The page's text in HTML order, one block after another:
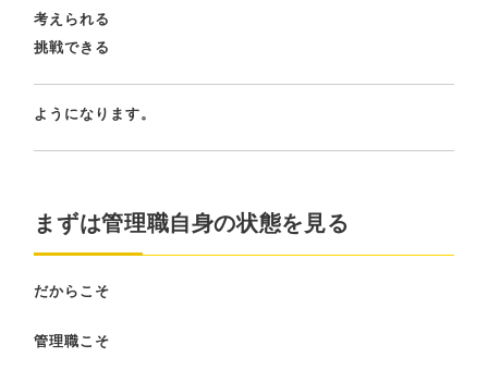
考えられる
挑戦できる
ようになります。
まずは管理職自身の状態を見る
だからこそ
管理職こそ